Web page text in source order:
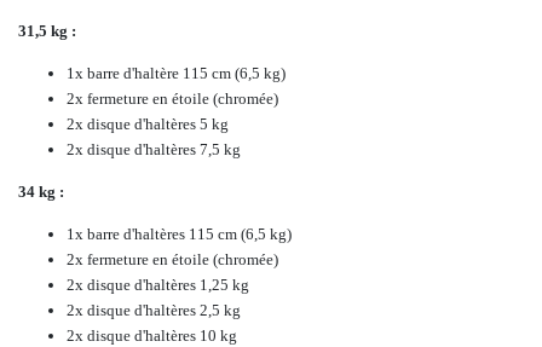
31,5 kg :
1x barre d'haltère 115 cm (6,5 kg)
2x fermeture en étoile (chromée)
2x disque d'haltères 5 kg
2x disque d'haltères 7,5 kg
34 kg :
1x barre d'haltères 115 cm (6,5 kg)
2x fermeture en étoile (chromée)
2x disque d'haltères 1,25 kg
2x disque d'haltères 2,5 kg
2x disque d'haltères 10 kg